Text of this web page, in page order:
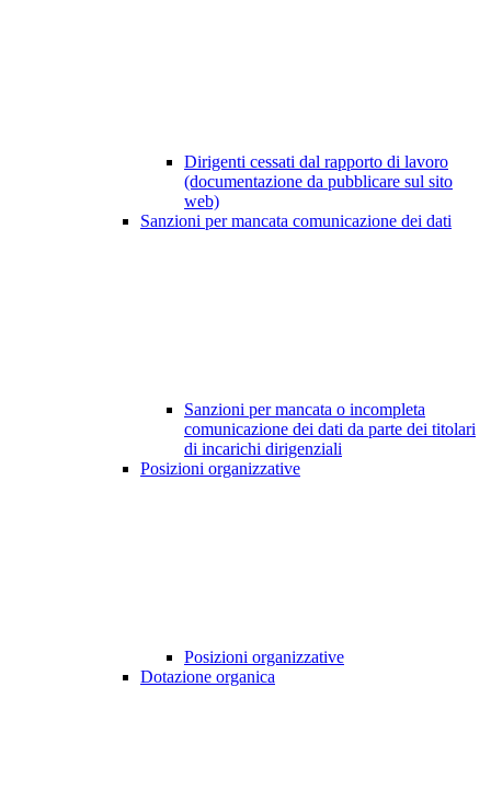
Dirigenti cessati dal rapporto di lavoro
(documentazione da pubblicare sul sito
web)
Sanzioni per mancata comunicazione dei dati
Sanzioni per mancata o incompleta
comunicazione dei dati da parte dei titolari
di incarichi dirigenziali
Posizioni organizzative
Posizioni organizzative
Dotazione organica